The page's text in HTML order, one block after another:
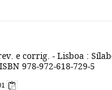
e corrig. - Lisboa :
978-972-618-729-5